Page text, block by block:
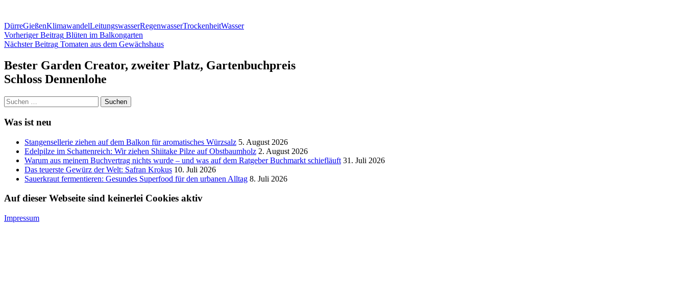
DürreGießenKlimawandelLeitungswasserRegenwasserTrockenheitWasser
Beitragsnavigation
Vorheriger Beitrag Blüten im Balkongarten
Nächster Beitrag Tomaten aus dem Gewächshaus
Bester Garden Creator, zweiter Platz, Gartenbuchpreis
Schloss Dennenlohe
Suchen
nach:
Was ist neu
Stangensellerie ziehen auf dem Balkon für aromatisches Würzsalz 5. August 2026
Edelpilze im Schattenreich: Wir ziehen Shiitake Pilze auf Obstbaumholz 2. August 2026
Warum aus meinem Buchvertrag nichts wurde – und was auf dem Ratgeber Buchmarkt schiefläuft 31. Juli 2026
Das teuerste Gewürz der Welt: Safran Krokus 10. Juli 2026
Sauerkraut fermentieren: Gesundes Superfood für den urbanen Alltag 8. Juli 2026
Auf dieser Webseite sind keinerlei Cookies aktiv
Impressum